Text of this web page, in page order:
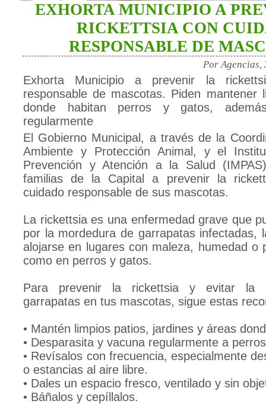
EXHORTA MUNICIPIO A
RICKETTSIA CON
RESPONSABLE DE
Por Agencias,
Exhorta Municipio a prevenir la
responsable de mascotas. Piden mantener
donde habitan perros y gatos,
regularmente
El Gobierno Municipal, a través de la
Ambiente y Protección Animal, y el
Prevención y Atención a la Salud
familias de la Capital a prevenir la
cuidado responsable de sus mascotas.
La rickettsia es una enfermedad grave que
por la mordedura de garrapatas infectadas,
alojarse en lugares con maleza, humedad o
como en perros y gatos.
Para prevenir la rickettsia y evitar la
garrapatas en tus mascotas, sigue estas
• Mantén limpios patios, jardines y áreas
• Desparasita y vacuna regularmente a
• Revísalos con frecuencia, especialmente
o estancias al aire libre.
• Dales un espacio fresco, ventilado y sin
• Báñalos y cepíllalos.